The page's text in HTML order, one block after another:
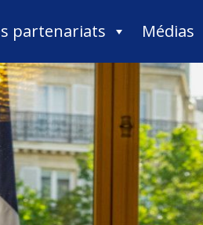
partenariats Médias